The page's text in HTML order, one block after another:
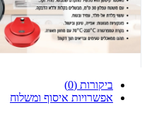
ביקורות (0)
אפשרויות איסוף ומשלוח